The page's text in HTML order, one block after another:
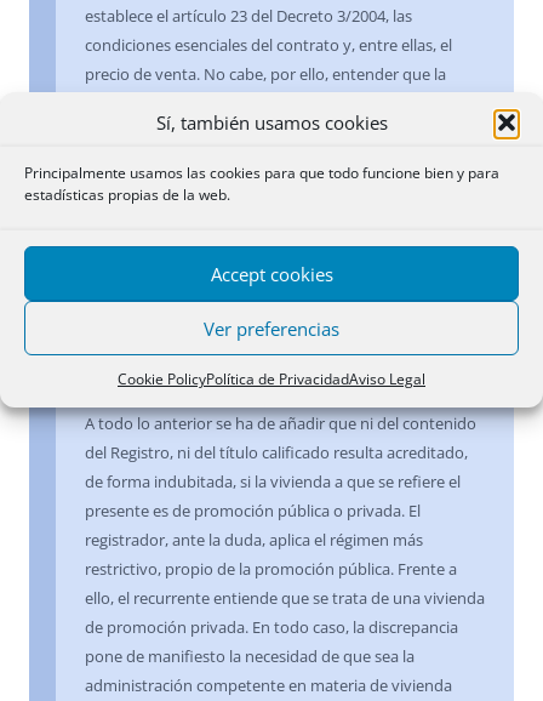
Sí, también usamos cookies
Principalmente usamos las cookies para que todo funcione bien y para
estadísticas propias de la web.
Accept cookies
Ver preferencias
Cookie PolicyPolítica de PrivacidadAviso Legal
establece el artículo 23 del Decreto 3/2004, las
condiciones esenciales del contrato y, entre ellas, el
precio de venta. No cabe, por ello, entender que la
viviendas de protección oficial de promoción pública
Decreto 3/2006 establece la exigencia de que su
en el Registro de Demandantes de Vivienda, sino que
procederá, también, en el caso de viviendas de
protección oficial de promoción privada, dada la
sujeción a control previo administrativo del precio de
A todo lo anterior se ha de añadir que ni del contenido
del Registro, ni del título calificado resulta acreditado,
de forma indubitada, si la vivienda a que se refiere el
presente es de promoción pública o privada. El
registrador, ante la duda, aplica el régimen más
restrictivo, propio de la promoción pública. Frente a
ello, el recurrente entiende que se trata de una vivienda
de promoción privada. En todo caso, la discrepancia
pone de manifiesto la necesidad de que sea la
administración competente en materia de vivienda